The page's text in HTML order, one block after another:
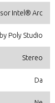
Intel® Arc
Poly Studio
Stereo
Da